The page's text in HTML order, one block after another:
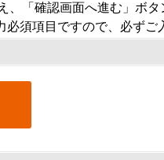
、「確認画面へ進む」ボタ
必須項目ですので、必ずご